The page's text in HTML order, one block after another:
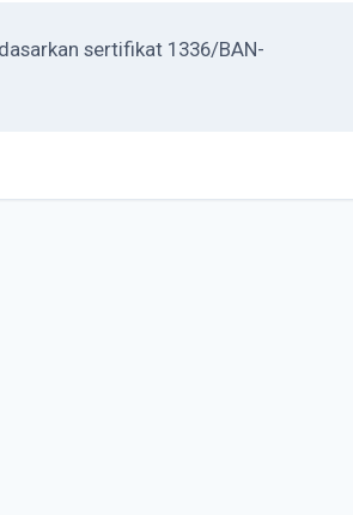
sertifikat 1336/BAN-